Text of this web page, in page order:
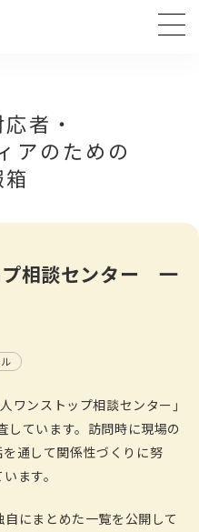
者・
アのための
プ相談センター 一
ワンストップ相談センター」
しています。訪問時に現場の
通して関係性づくりに努
ます。
にまとめた一覧を公開して